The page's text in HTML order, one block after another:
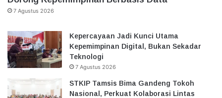
7 Agustus 2026
Kepercayaan Jadi Kunci Utama
Kepemimpinan Digital, Bukan Sekadar
Teknologi
7 Agustus 2026
STKIP Tamsis Bima Gandeng Tokoh
Nasional, Perkuat Kolaborasi Lintas